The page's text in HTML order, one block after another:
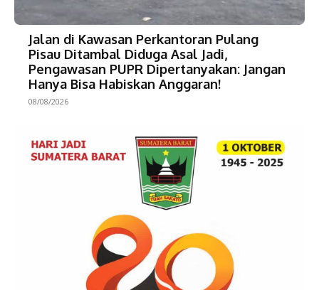
Jalan di Kawasan Perkantoran Pulang
Pisau Ditambal Diduga Asal Jadi,
Pengawasan PUPR Dipertanyakan: Jangan
Hanya Bisa Habiskan Anggaran!
08/08/2026